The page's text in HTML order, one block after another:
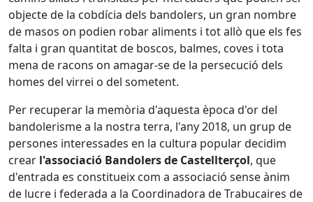
objecte de la cobdícia dels bandolers, un gran nombre
de masos on podien robar aliments i tot allò que els fes
falta i gran quantitat de boscos, balmes, coves i tota
mena de racons on amagar-se de la persecució dels
homes del virrei o del sometent.
Per recuperar la memòria d'aquesta època d'or del
bandolerisme a la nostra terra, l'any 2018, un grup de
persones interessades en la cultura popular decidim
crear l'associació Bandolers de Castellterçol, que
d'entrada es constitueix com a associació sense ànim
de lucre i federada a la Coordinadora de Trabucaires de